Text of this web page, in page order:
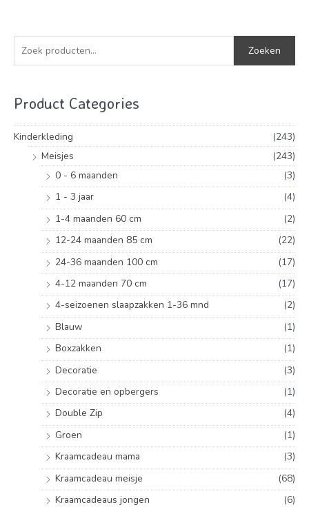
o
k
n
Zoeken
Product Categories
Kinderkleding
(243)
Meisjes
(243)
0 - 6 maanden
(3)
1 - 3 jaar
(4)
1-4 maanden 60 cm
(2)
12-24 maanden 85 cm
(22)
24-36 maanden 100 cm
(17)
4-12 maanden 70 cm
(17)
4-seizoenen slaapzakken 1-36 mnd
(2)
Blauw
(1)
Boxzakken
(1)
Decoratie
(3)
Decoratie en opbergers
(1)
Double Zip
(4)
Groen
(1)
Kraamcadeau mama
(3)
Kraamcadeau meisje
(68)
Kraamcadeaus jongen
(6)